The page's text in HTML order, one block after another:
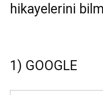
hikayelerini
1) GOOGLE